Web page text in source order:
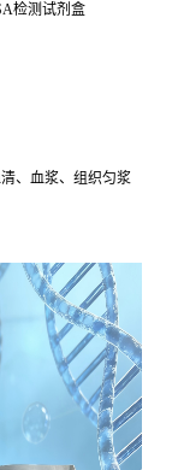
检测试剂盒
、血浆、组织匀浆